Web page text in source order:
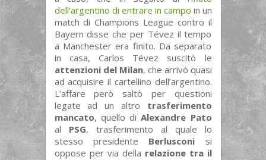
dell’argentino di entrare in campo in un
match di Champions League contro il
Bayern disse che per Tévez il tempo
a Manchester era finito. Da separato
in casa, Carlos Tévez suscitò le
attenzioni del Milan, che arrivò quasi
ad acquisire il cartellino dell’argentino.
L’affare però saltò per questioni
legate ad un altro trasferimento
mancato, quello diAlexandre Pato
al PSG, trasferimento al quale lo
stesso presidente Berlusconi si
oppose per via della relazione tra il